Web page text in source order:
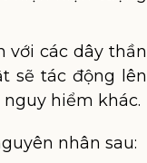
với các dây thần
sẽ tác động lên
hiểm khác.
nhân sau: